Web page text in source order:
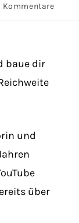
Kommentare
baue dir
und
über